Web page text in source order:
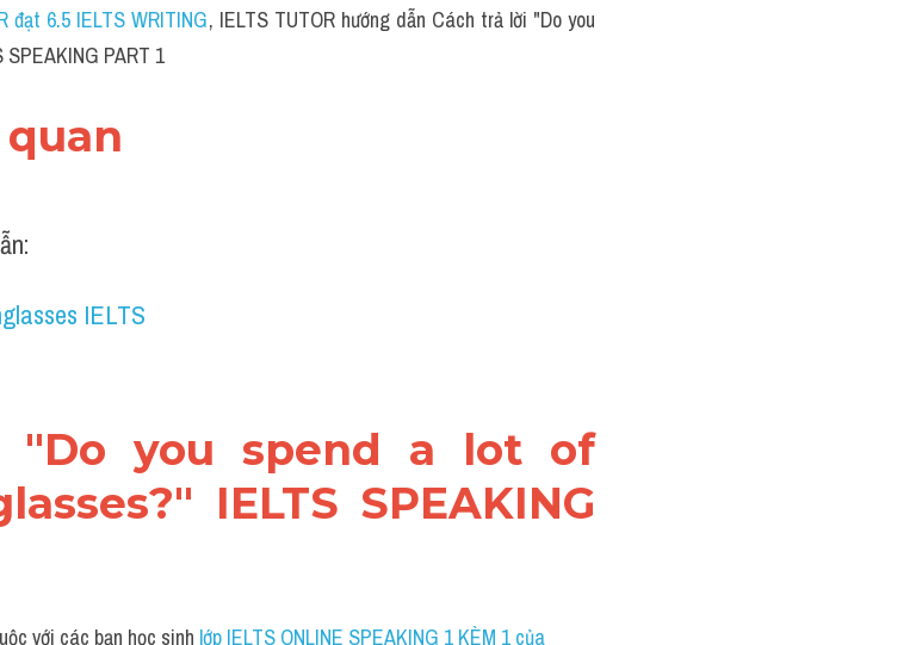
đạt 6.5 IELTS WRITING, IELTS TUTOR hướng dẫn Cách trả lời "Do you
PART 1
IELTS
"Do you spend a lot of
IELTS SPEAKING
với các bạn học sinh lớp IELTS ONLINE SPEAKING 1 KÈM 1 của